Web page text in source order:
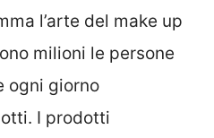
l’arte del make up
milioni le persone
ogni giorno
I prodotti